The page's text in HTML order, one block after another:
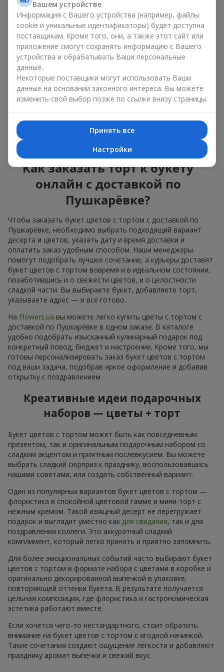
красота и вкус в одном
подарке
Торты с живыми цветами — это современное сочетание
флористики и гастрономической эстетики. Эксклюзивный
десерт в паре с
стильно и подчёркивает значимость события —дня
рождения ,рождения ребёнкаиликорпоратива.
В композиции букет цветов с тортом живые растения
завершает сладкий праздничный акцент. Такой десерт с
украшениями из любимых цветов отлично смотрится и на
праздничном столе, и на фотографиях.
Как заказать торт к букету
онлайн с доставкой по
Пушкарёвке?
Чтобы заказать букет цветов с тортом с доставкой по
Пушкарёвке, необходимо выбрать подходящий вариант
десерта и цветов, указать дату и время доставки и
оплатить заказ удобным способом. Наши менеджеры
помогут подобрать лучшее сочетание, а курьеры доставят
букет цветов с тортом вовремя и в идеальном состоянии,
позаботившись и о свежести цветов, и о целостности
сладкой части. Вы выбираете букет, добавляете торт,
указываете адрес — и всё готово.
На Flowers.ua вы можете легко купить цветы с тортом с
доставкой по Пушкарёвке в одном заказе. В каталоге
удобно подобрать изысканный кулинарный подарок под
конкретный повод, бюджет и настроение. Кроме того, мы
готовы персонализировать заказ букет цветов с тортом
под ваши задачи, подобрав яркое оформление и добавив
открытку с поздравлением.
Креативные идеи подарочных
наборов — цветы + торт
Букет цветов с тортом может быть как повседневным
презентом, так и оригинальным подарочным набором со
сладким акцентом и приятным послевкусием. Вы можете
выбрать сладкий сюрприз к празднику, воспользовавшись
нашими советами, или создать собственный вариант.
Один из популярных вариантов букет цветов с тортом —
флористика в спокойной цветовой гамме и мини-торт с
нежным кремом. Такой изящный десерт не перегружает
подарок и выглядит уместно как для свидания, так и для
поздравления коллеги. Это аккуратный сладкий
комплимент, который легко принять и приятно запомнить.
Для более эмоциональных событий часто выбирают букет
цветов с тортом в формате набора с цветами в коробке и
оригинально декорированной выпечкой в упаковке,
повторяющей оттенки букета. В результате получается
цельная композиция, где флористика и гастрономическая
эстетика работают вместе.
Если хочется чего-то нестандартного, стоит обратить
внимание на букет цветов с тортом с ягодной начинкой.
Такие сочетания создают ощущение лёгкости и добавляют
празднику аромат выпечки и свежий вкус.
Вашем устройстве
Информация с Вашего устройства (например, файлы
cookie и уникальные идентификаторы) будет доступна
поставщикам. Кроме того, они, а также этот сайт или
приложение смогут сохранять информацию с Вашего
устройства и обрабатывать Ваши персональные
данные.
Некоторые поставщики могут использовать Ваши
данные на основании законного интереса. Вы можете
изменить свой выбор позже по ссылке внизу страницы.
Принять все
Настройки